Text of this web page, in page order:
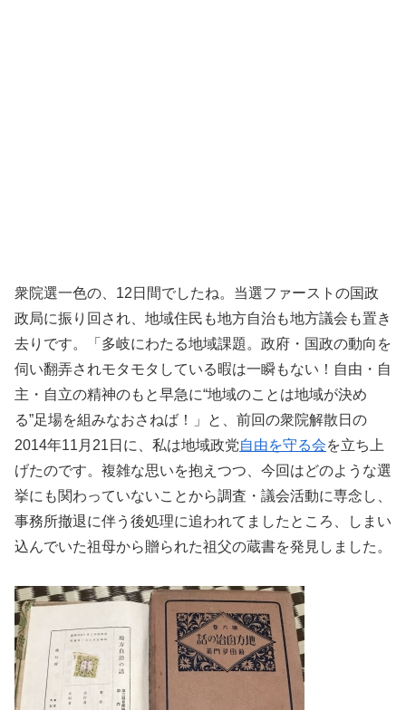
衆院選一色の、12日間でしたね。当選ファーストの国政
政局に振り回され、地域住民も地方自治も地方議会も置き
去りです。「多岐にわたる地域課題。政府・国政の動向を
伺い翻弄されモタモタしている暇は一瞬もない！自由・自
主・自立の精神のもと早急に“地域のことは地域が決め
る”足場を組みなおさねば！」と、前回の衆院解散日の
2014年11月21日に、私は地域政党自由を守る会を立ち上
げたのです。複雑な思いを抱えつつ、今回はどのような選
挙にも関わっていないことから調査・議会活動に専念し、
事務所撤退に伴う後処理に追われてましたところ、しまい
込んでいた祖母から贈られた祖父の蔵書を発見しました。